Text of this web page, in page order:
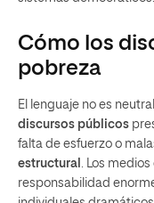
Cómo los
pobreza
El lenguaje no es
discursos públicos
falta de esfuerzo o
estructural
. Los
responsabilidad